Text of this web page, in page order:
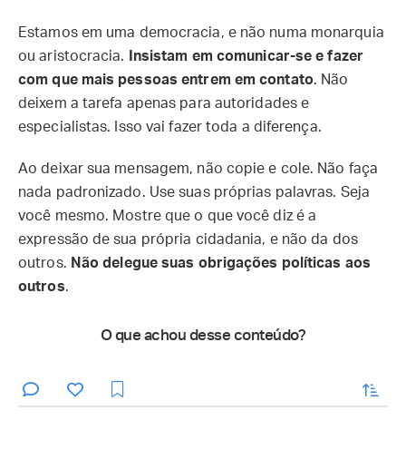
Estamos em uma democracia, e não numa monarquia
ou aristocracia.
Insistam em comunicar-se e fazer
com que mais pessoas entrem em contato. Não
deixem a tarefa apenas para autoridades e
especialistas. Isso vai fazer toda a diferença.
Ao deixar sua mensagem, não copie e cole. Não faça
nada padronizado. Use suas próprias palavras. Seja
você mesmo. Mostre que o que você diz é a
expressão de sua própria cidadania, e não da dos
outros. Não delegue suas obrigações políticas aos
outros.
O que achou desse conteúdo?
enviar